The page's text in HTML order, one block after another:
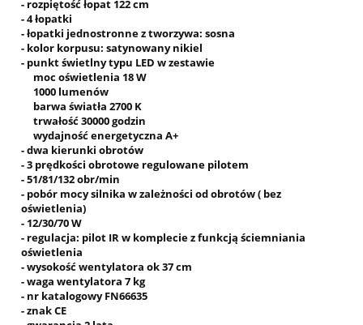
- rozpiętość łopat 122 cm
- 4 łopatki
- łopatki jednostronne z tworzywa: sosna
- kolor korpusu: satynowany nikiel
- punkt świetlny typu LED w zestawie
moc oświetlenia 18 W
1000 lumenów
barwa światła 2700 K
trwałość 30000 godzin
wydajność energetyczna A+
- dwa kierunki obrotów
- 3 prędkości obrotowe regulowane pilotem
- 51/81/132 obr/min
- pobór mocy silnika w zależności od obrotów ( bez
oświetlenia)
- 12/30/70 W
- regulacja: pilot IR w komplecie z funkcją ściemniania
oświetlenia
- wysokość wentylatora ok 37 cm
- waga wentylatora 7 kg
- nr katalogowy FN66635
- znak CE